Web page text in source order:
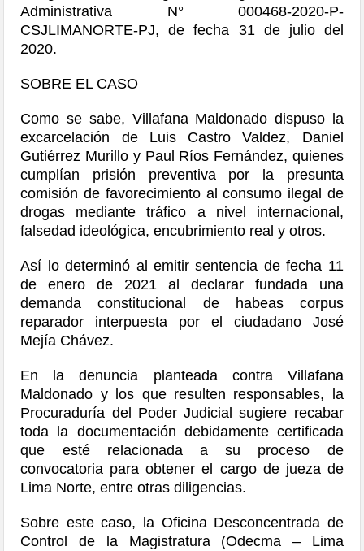
Administrativa N° 000468-2020-P-
CSJLIMANORTE-PJ, de fecha 31 de julio del
2020.
SOBRE EL CASO
Como se sabe, Villafana Maldonado dispuso la
excarcelación de Luis Castro Valdez, Daniel
Gutiérrez Murillo y Paul Ríos Fernández, quienes
cumplían prisión preventiva por la presunta
comisión de favorecimiento al consumo ilegal de
drogas mediante tráfico a nivel internacional,
falsedad ideológica, encubrimiento real y otros.
Así lo determinó al emitir sentencia de fecha 11
de enero de 2021 al declarar fundada una
demanda constitucional de habeas corpus
reparador interpuesta por el ciudadano José
Mejía Chávez.
En la denuncia planteada contra Villafana
Maldonado y los que resulten responsables, la
Procuraduría del Poder Judicial sugiere recabar
toda la documentación debidamente certificada
que esté relacionada a su proceso de
convocatoria para obtener el cargo de jueza de
Lima Norte, entre otras diligencias.
Sobre este caso, la Oficina Desconcentrada de
Control de la Magistratura (Odecma – Lima